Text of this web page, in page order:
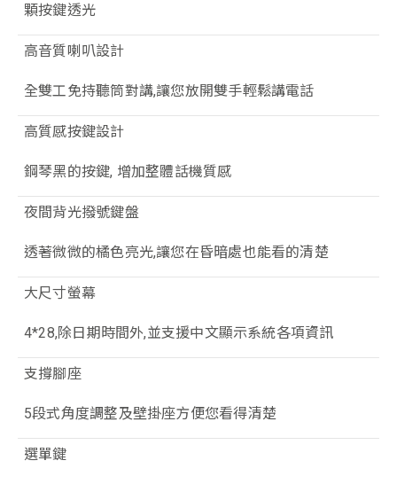
顆按鍵透光
高音質喇叭設計
全雙工免持聽筒對講,讓您放開雙手輕鬆講電話
高質感按鍵設計
鋼琴黑的按鍵, 增加整體話機質感
夜間背光撥號鍵盤
透著微微的橘色亮光,讓您在昏暗處也能看的清楚
大尺寸螢幕
4*28,除日期時間外,並支援中文顯示系統各項資訊
支撐腳座
5段式角度調整及壁掛座方便您看得清楚
選單鍵